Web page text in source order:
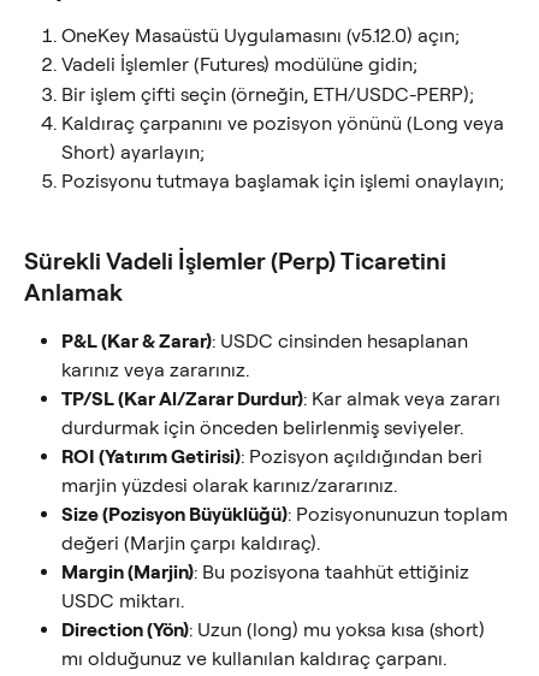
OneKey Masaüstü Uygulamasını (v5.12.0) açın;
Vadeli İşlemler (Futures) modülüne gidin;
Bir işlem çifti seçin (örneğin, ETH/USDC-PERP);
Kaldıraç çarpanını ve pozisyon yönünü (Long veya
Short) ayarlayın;
Pozisyonu tutmaya başlamak için işlemi onaylayın;
Sürekli Vadeli İşlemler (Perp) Ticaretini
Anlamak
P&L (Kar & Zarar): USDC cinsinden hesaplanan
karınız veya zararınız.
TP/SL (Kar Al/Zarar Durdur): Kar almak veya zararı
durdurmak için önceden belirlenmiş seviyeler.
ROI (Yatırım Getirisi): Pozisyon açıldığından beri
marjin yüzdesi olarak karınız/zararınız.
Size (Pozisyon Büyüklüğü): Pozisyonunuzun toplam
değeri (Marjin çarpı kaldıraç).
Margin (Marjin): Bu pozisyona taahhüt ettiğiniz
USDC miktarı.
Direction (Yön): Uzun (long) mu yoksa kısa (short)
mı olduğunuz ve kullanılan kaldıraç çarpanı.